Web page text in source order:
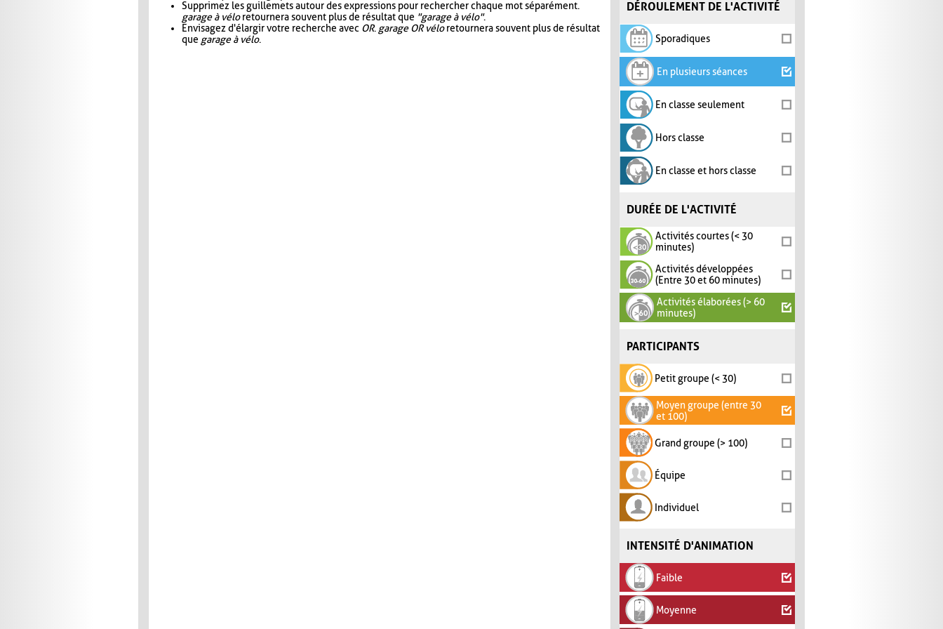
DÉROULEMENT DE L'ACTIVITÉ
Sporadiques
En plusieurs séances
En classe seulement
Hors classe
En classe et hors classe
DURÉE DE L'ACTIVITÉ
Activités courtes (< 30
minutes)
Activités développées
(Entre 30 et 60 minutes)
Activités élaborées (> 60
minutes)
PARTICIPANTS
Petit groupe (< 30)
Moyen groupe (entre 30
et 100)
Grand groupe (> 100)
Équipe
Individuel
INTENSITÉ D'ANIMATION
Faible
Moyenne
Supprimez les guillemets autour des expressions pour rechercher chaque mot séparément.
garage à véloretournera souvent plus de résultat que "garage à vélo".
Envisagez d'élargir votre recherche avec OR. garage OR véloretournera souvent plus de résultat
que garage à vélo.